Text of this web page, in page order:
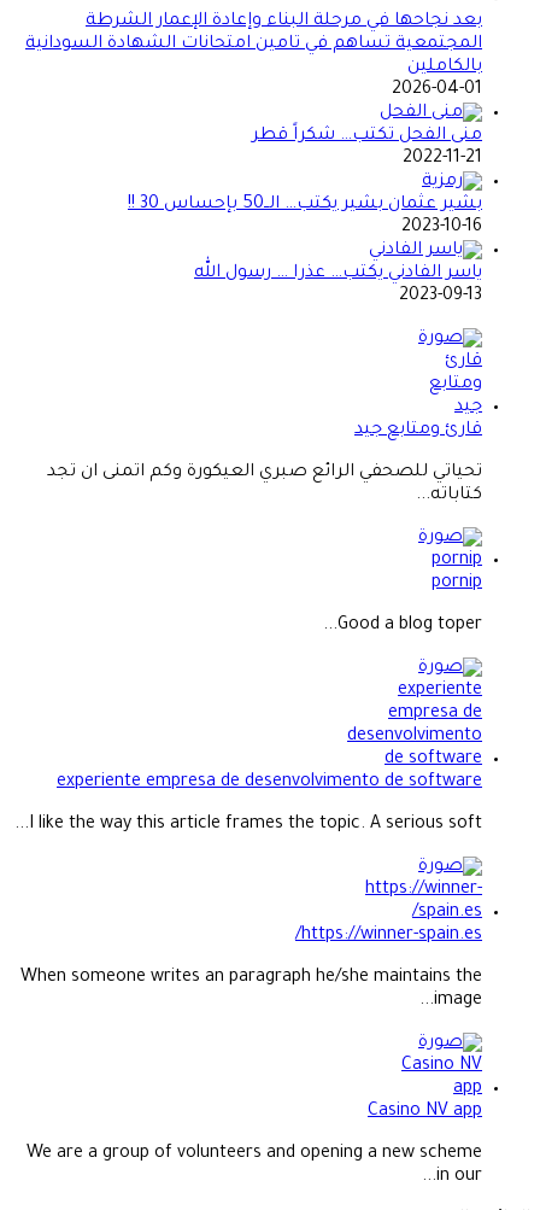
بعد نجاحها في مرحلة البناء وإعادة الإعمار الشرطة
المجتمعية تساهم في تامين امتحانات الشهادة السودانية
بالكاملين
2026-04-01
منى الفحل تكتب… شكراً قطر
2022-11-21
بشير عثمان بشير يكتب… الــ50 بإحساس 30 !!
2023-10-16
ياسر الفادني يكتب… عذرا … رسول الله
2023-09-13
قارئ ومتابع جيد
تحياتي للصحفي الرائع صبري العيكورة وكم اتمنى ان تجد
كتاباته...
pornip
Good a blog toper...
experiente empresa de desenvolvimento de software
I like the way this article frames the topic. A serious soft...
https://winner-spain.es/
When someone writes an paragraph he/she maintains the
image...
Casino NV app
We are a group of volunteers and opening a new scheme
in our...